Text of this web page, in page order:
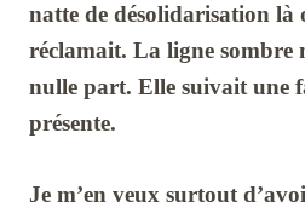
natte de désolidarisation là
réclamait. La ligne sombre
nulle part. Elle suivait une
présente.
Je m’en veux surtout